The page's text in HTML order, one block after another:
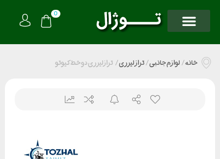
0
خانه/لوازم جانبی/تراز لیزری/ ترازلیزری دو خط کیوتو